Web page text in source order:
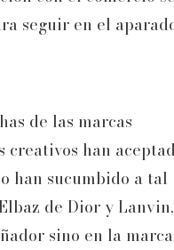
seguir en el
de las marcas
creativos han
han sucumbido a tal
de Dior y Lanvin,
sino en la